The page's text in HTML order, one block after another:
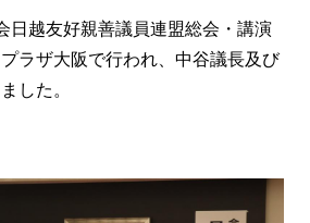
日越友好親善議員連盟総会・講演
ラザ大阪で行われ、中谷議長及び
した。